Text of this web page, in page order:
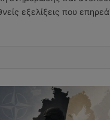
εξελίξεις που